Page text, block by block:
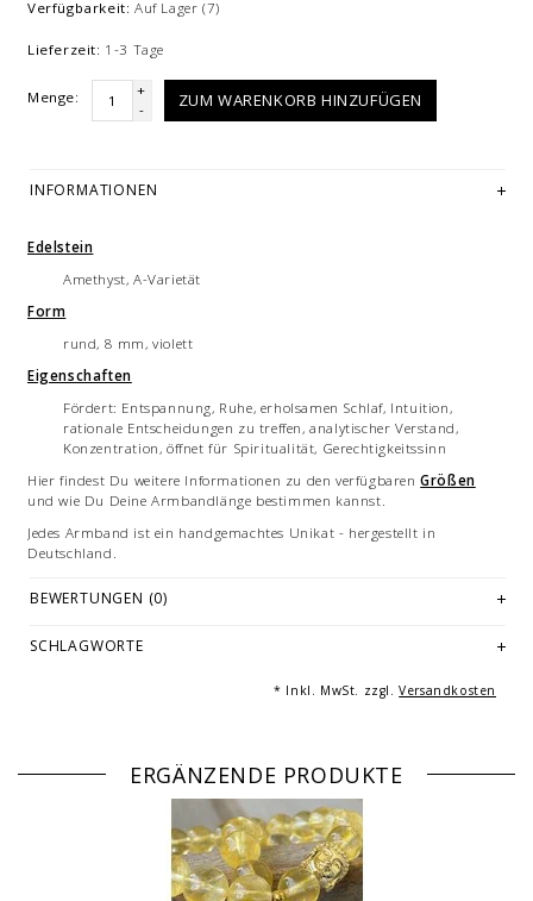
Verfügbarkeit: Auf Lager(7)
Lieferzeit: 1-3 Tage
Menge:
+
-
ZUM WARENKORB HINZUFÜGEN
INFORMATIONEN
Edelstein
Amethyst, A-Varietät
Form
rund, 8 mm, violett
Eigenschaften
Fördert: Entspannung, Ruhe, erholsamen Schlaf, Intuition,
rationale Entscheidungen zu treffen, analytischer Verstand,
Konzentration, öffnet für Spiritualität, Gerechtigkeitssinn
Hier findest Du weitere Informationen zu den verfügbarenGrößen
und wie Du Deine Armbandlänge bestimmen kannst.
Jedes Armband ist ein handgemachtes Unikat - hergestellt in
Deutschland.
Bilddarstellung: beispielhafte Aufnahme eines Armbandes von 19/21
cm Länge. Je nach Größe variieren die Anzahl und Anordnung der
Vermarktung und sind nicht Angebotsbestandteil.
BEWERTUNGEN (0)
SCHLAGWORTE
* Inkl. MwSt. zzgl.Versandkosten
ERGÄNZENDE PRODUKTE